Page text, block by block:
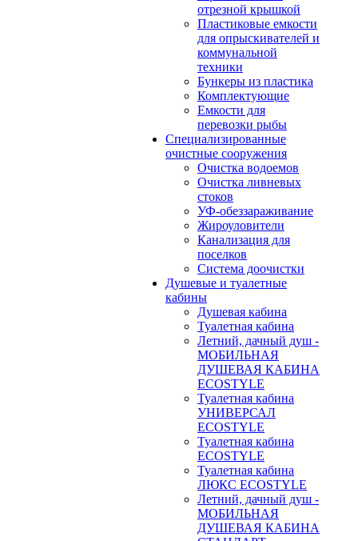
отрезной крышкой
Пластиковые емкости
для опрыскивателей и
коммунальной
техники
Бункеры из пластика
Комплектующие
Емкости для
перевозки рыбы
Специализированные
очистные сооружения
Очистка водоемов
Очистка ливневых
стоков
УФ-обеззараживание
Жироуловители
Канализация для
поселков
Система доочистки
Душевые и туалетные
кабины
Душевая кабина
Туалетная кабина
Летний, дачный душ -
МОБИЛЬНАЯ
ДУШЕВАЯ КАБИНА
ECOSTYLE
Туалетная кабина
УНИВЕРСАЛ
ECOSTYLE
Туалетная кабина
ECOSTYLE
Туалетная кабина
ЛЮКС ECOSTYLE
Летний, дачный душ -
МОБИЛЬНАЯ
ДУШЕВАЯ КАБИНА